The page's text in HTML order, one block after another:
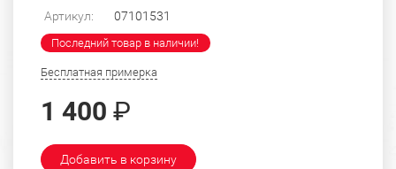
Артикул: 07101531
Последний товар в наличии!
Бесплатная примерка
1 400 ₽
Добавить в корзину